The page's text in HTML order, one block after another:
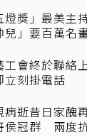
燈獎」最美主
兒」要百萬名
工會終於聯絡
立刻掛電話
病逝昔日家醜
侯冠群 兩度